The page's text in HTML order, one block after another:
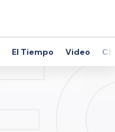
El Tiempo Video